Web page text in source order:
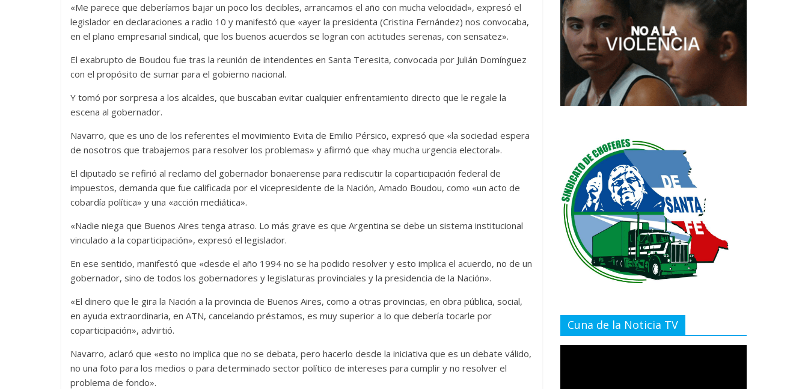
«Me parece que deberíamos bajar un poco los decibles, arrancamos el año con mucha velocidad», expresó el
legislador en declaraciones a radio 10 y manifestó que «ayer la presidenta (Cristina Fernández) nos convocaba,
en el plano empresarial sindical, que los buenos acuerdos se logran con actitudes serenas, con sensatez».
El exabrupto de Boudou fue tras la reunión de intendentes en Santa Teresita, convocada por Julián Domínguez
con el propósito de sumar para el gobierno nacional.
Y tomó por sorpresa a los alcaldes, que buscaban evitar cualquier enfrentamiento directo que le regale la
escena al gobernador.
Navarro, que es uno de los referentes el movimiento Evita de Emilio Pérsico, expresó que «la sociedad espera
de nosotros que trabajemos para resolver los problemas» y afirmó que «hay mucha urgencia electoral».
El diputado se refirió al reclamo del gobernador bonaerense para rediscutir la coparticipación federal de
impuestos, demanda que fue calificada por el vicepresidente de la Nación, Amado Boudou, como «un acto de
cobardía política» y una «acción mediática».
«Nadie niega que Buenos Aires tenga atraso. Lo más grave es que Argentina se debe un sistema institucional
vinculado a la coparticipación», expresó el legislador.
En ese sentido, manifestó que «desde el año 1994 no se ha podido resolver y esto implica el acuerdo, no de un
gobernador, sino de todos los gobernadores y legislaturas provinciales y la presidencia de la Nación».
«El dinero que le gira la Nación a la provincia de Buenos Aires, como a otras provincias, en obra pública, social,
en ayuda extraordinaria, en ATN, cancelando préstamos, es muy superior a lo que debería tocarle por
coparticipación», advirtió.
Navarro, aclaró que «esto no implica que no se debata, pero hacerlo desde la iniciativa que es un debate válido,
no una foto para los medios o para determinado sector político de intereses para cumplir y no resolver el
problema de fondo».
Cuna de la Noticia TV